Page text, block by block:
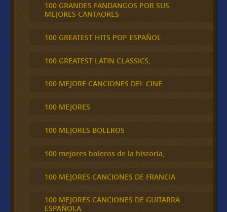
100 GRANDES FANDANGOS POR SUS
MEJORES CANTAORES
100 GREATEST HITS POP ESPAÑOL
100 GREATEST LATIN CLASSICS,
100 MEJORE CANCIONES DEL CINE
100 MEJORES
100 MEJORES BOLEROS
100 mejores boleros de la historia,
100 MEJORES CANCIONES DE FRANCIA
100 MEJORES CANCIONES DE GUITARRA
ESPAÑOLA